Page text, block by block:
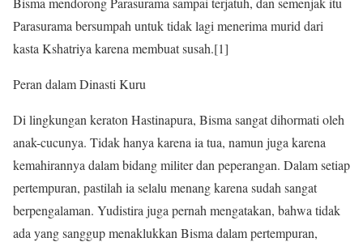
Parasurama bersumpah untuk tidak lagi menerima murid dari
kasta Kshatriya karena membuat susah.[1]
Peran dalam Dinasti Kuru
Di lingkungan keraton Hastinapura, Bisma sangat dihormati oleh
anak-cucunya. Tidak hanya karena ia tua, namun juga karena
kemahirannya dalam bidang militer dan peperangan. Dalam setiap
pertempuran, pastilah ia selalu menang karena sudah sangat
berpengalaman. Yudistira juga pernah mengatakan, bahwa tidak
ada yang sanggup menaklukkan Bisma dalam pertempuran,